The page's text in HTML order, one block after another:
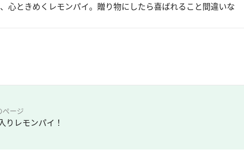
心ときめくレモンパイ。贈り物にしたら喜ばれること間違いな
ページ
りレモンパイ！